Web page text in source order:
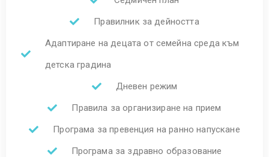
Правилник за дейността
Адаптиране на децата от семейна среда към
детска градина
Дневен режим
Правила за организиране на прием
Програма за превенция на ранно напускане
Програма за здравно образование